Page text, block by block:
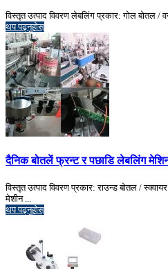
विस्तृत उत्पाद विवरण लेबलिंग प्रकार: गोल बोतल /
थप पढ्नुहोस्
दैनिक बोतलें फ्रन्ट र पछाडि लेबलिंग
विस्तृत उत्पाद विवरण प्रकार: राउन्ड बोतल /
मेशीन ...
थप पढ्नुहोस्